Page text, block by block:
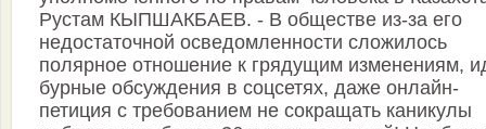
Рустам КЫПШАКБАЕВ. - В обществе из-за его
недостаточной осведомленности сложилось
полярное отношение к грядущим изменениям,
бурные обсуждения в соцсетях, даже онлайн-
петиция с требованием не сокращать каникулы